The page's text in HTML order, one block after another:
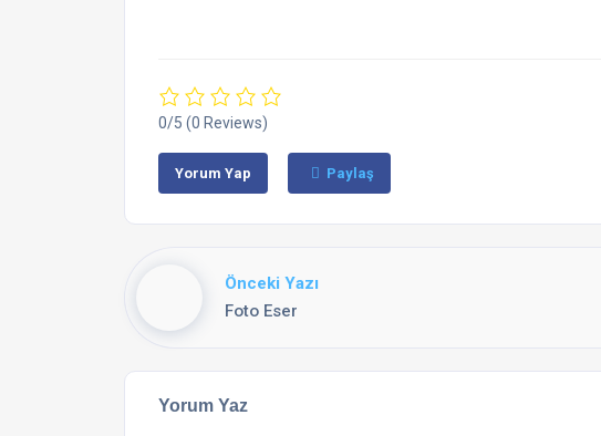
0/5 (0 Reviews)
Yorum Yap Paylaş
Önceki Yazı
Foto Eser
Yorum Yaz